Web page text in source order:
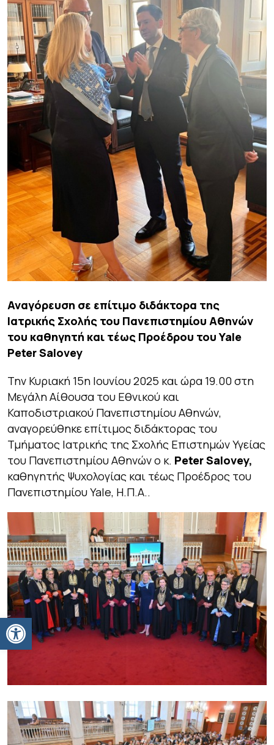
Ανοίξτε τη γραμμή εργαλείων
Αναγόρευση σε επίτιμο διδάκτορα της
Ιατρικής Σχολής του Πανεπιστημίου Αθηνών
του καθηγητή και τέως Προέδρου του Yale
Peter Salovey
Την Κυριακή 15η Ιουνίου 2025 και ώρα 19.00 στη
Μεγάλη Αίθουσα του Εθνικού και
Καποδιστριακού Πανεπιστημίου Αθηνών,
αναγορεύθηκε επίτιμος διδάκτορας του
Τμήματος Ιατρικής της Σχολής Επιστημών Υγείας
του Πανεπιστημίου Αθηνών ο κ. Peter Salovey,
καθηγητής Ψυχολογίας και τέως Προέδρος του
Πανεπιστημίου Yale, Η.Π.Α..